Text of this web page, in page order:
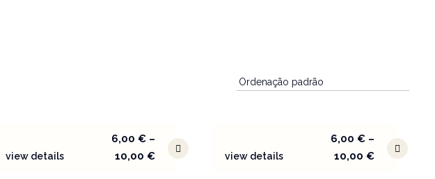
view details
6,00€ –
10,00€ view details
6,00€ –
10,00€